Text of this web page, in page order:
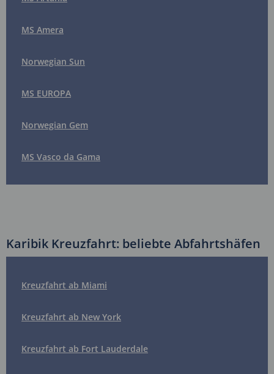
MS Amera
Norwegian Sun
MS EUROPA
Norwegian Gem
MS Vasco da Gama
Karibik Kreuzfahrt: beliebte Abfahrtshäfen
Kreuzfahrt ab Miami
Kreuzfahrt ab New York
Kreuzfahrt ab Fort Lauderdale